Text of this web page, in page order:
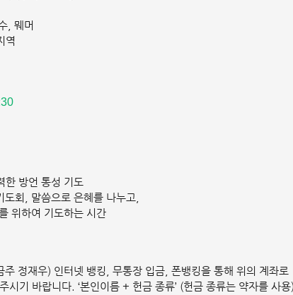
, 뭬머
역
방언 통성 기도
회, 말씀으로 은혜를 나누고,
위하여 기도하는 시간
정재우) 인터넷 뱅킹, 무통장 입금, 폰뱅킹을 통해 위의 계좌로
시기 바랍니다. ‘본인이름 + 헌금 종류’ (헌금 종류는 약자를 사용)